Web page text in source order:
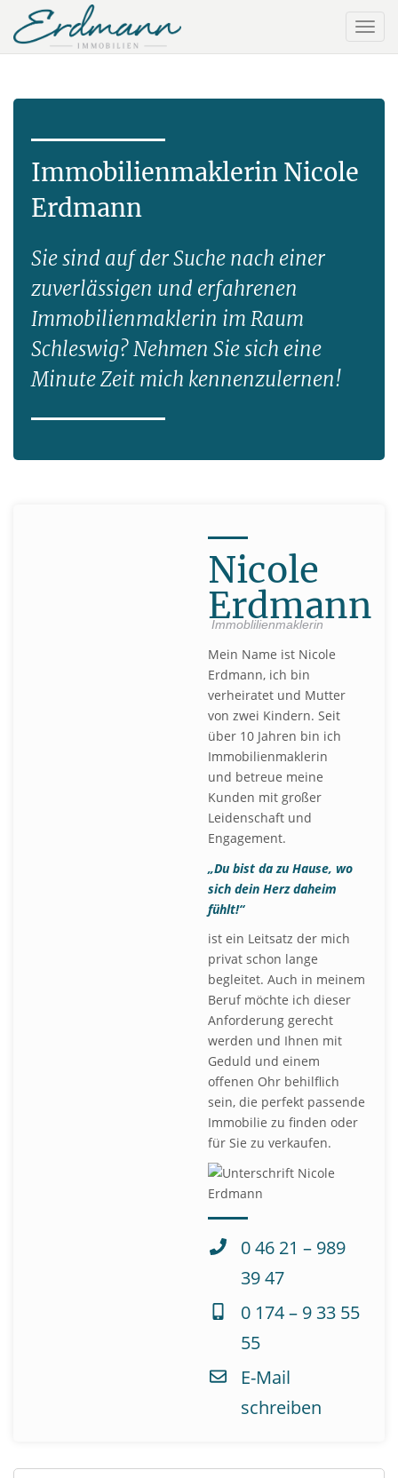
Immobilienmaklerin Nicole
Erdmann
Sie sind auf der Suche nach einer
zuverlässigen und erfahrenen
Immobilienmaklerin im Raum
Schleswig? Nehmen Sie sich eine
Minute Zeit mich kennenzulernen!
Nicole
Erdmann
Immoblilienmaklerin
Mein Name ist Nicole
Erdmann, ich bin
verheiratet und Mutter
von zwei Kindern. Seit
über 10 Jahren bin ich
Immobilienmaklerin
und betreue meine
Kunden mit großer
Leidenschaft und
Engagement.
„Du bist da zu Hause, wo
sich dein Herz daheim
fühlt!“
ist ein Leitsatz der mich
privat schon lange
begleitet. Auch in meinem
Beruf möchte ich dieser
Anforderung gerecht
werden und Ihnen mit
Geduld und einem
offenen Ohr behilflich
sein, die perfekt passende
Immobilie zu finden oder
für Sie zu verkaufen.
0 46 21 – 989
39 47
0 174 – 9 33 55
55
E-Mail
schreiben